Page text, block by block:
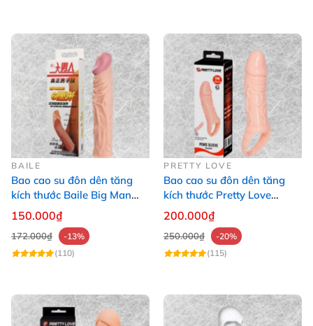
BAILE
Bao cao su đôn dên tăng
kích thước Baile Big Man
tăng 5cm
150.000₫
172.000₫
-13%
(110)
PRETTY LOVE
Bao cao su đôn dên tăng
kích thước Pretty Love
Breyden - Dây đeo 6.1
200.000₫
250.000₫
-20%
(115)